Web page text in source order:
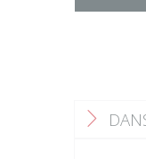
F